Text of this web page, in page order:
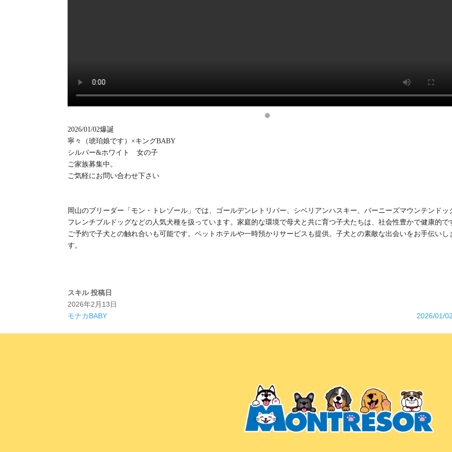
2026/01/02爆誕
寧々（琥珀娘です）×キングBABY
シルバー&ホワイト 女の子
ご家族募集中。
ご気軽にお問い合わせ下さい
岡山のブリーダー「モン・トレゾール」では、ゴールデンレトリバー、シベリアンハスキー、バーニーズマウンテンドッ
フレンチブルドッグなどの人気犬種を扱っています。家庭的な環境で母犬と共に育つ子犬たちは、社会性豊かで健康的で
ご予約で子犬との触れ合いも可能です。ペットホテルや一時預かりサービスも提供。子犬との素敵な出会いをお手伝いし
す。
スキル 投稿日
2026年2月13日
モナカBABY
2026/01/